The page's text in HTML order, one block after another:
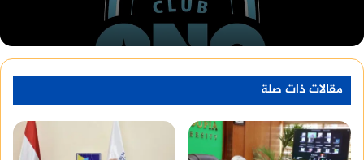
مقالات ذات صلة